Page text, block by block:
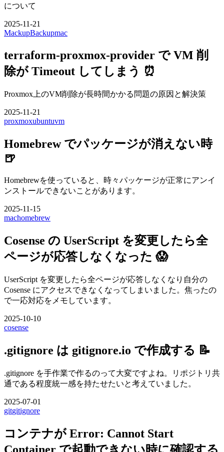
について
2025-11-21
MackupBackupmac
terraform-proxmox-provider で VM 削
除が Timeout してしまう ⏰
Proxmox上のVM削除が長時間かかる問題の原因と解決策
2025-11-21
proxmoxubuntuvm
Homebrew でパッケージが消えない時
🍺
Homebrewを使っていると、時々パッケージが正常にアンイ
ンストールできないことがあります。
2025-11-15
machomebrew
Cosense の UserScript を変更したら全
ページが応答しなくなった 😱
UserScript を変更したら全ページが応答しなくなり自分の
Cosense にアクセスできなくなってしまいました。焦ったの
で一応対応をメモしています。
2025-10-10
cosense
.gitignore は gitignore.io で作成する 📝
.gitignore を手作業で作るのって大変ですよね。リポジトリ共
通である程度統一感を持たせたいと考えていました。
2025-07-01
gitgitignore
コンテナが Error: Cannot Start
Container で起動できない時に確認する